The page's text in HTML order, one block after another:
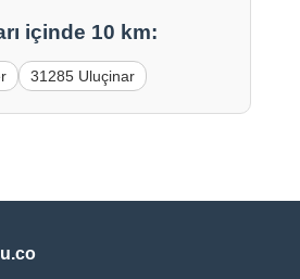
içinde 10 km:
31285 Uluçinar